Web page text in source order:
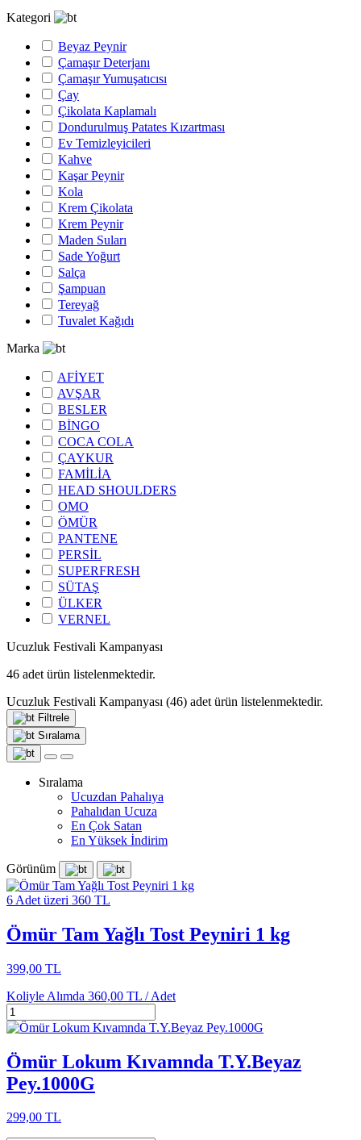
Kategori
Beyaz Peynir
Çamaşır Deterjanı
Çamaşır Yumuşatıcısı
Çay
Çikolata Kaplamalı
Dondurulmuş Patates Kızartması
Ev Temizleyicileri
Kahve
Kaşar Peynir
Kola
Krem Çikolata
Krem Peynir
Maden Suları
Sade Yoğurt
Salça
Şampuan
Tereyağ
Tuvalet Kağıdı
Marka
AFİYET
AVŞAR
BESLER
BİNGO
COCA COLA
ÇAYKUR
FAMİLİA
HEAD SHOULDERS
OMO
ÖMÜR
PANTENE
PERSİL
SUPERFRESH
SÜTAŞ
ÜLKER
VERNEL
Ucuzluk Festivali Kampanyası
46 adet ürün listelenmektedir.
Ucuzluk Festivali Kampanyası (46) adet ürün listelenmektedir.
Filtrele
Sıralama
Sıralama
Ucuzdan Pahalıya
Pahalıdan Ucuza
En Çok Satan
En Yüksek İndirim
Görünüm
6 Adet üzeri 360 TL
Ömür Tam Yağlı Tost Peyniri 1 kg
399,00 TL
Koliyle Alımda 360,00 TL /Adet
Ömür Lokum Kıvamnda T.Y.Beyaz
Pey.1000G
299,00 TL